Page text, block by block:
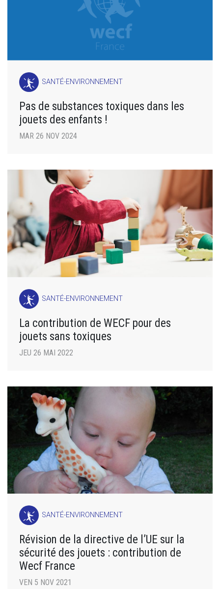
SANTÉ-ENVIRONNEMENT
Pas de substances toxiques dans les
jouets des enfants !
MAR 26 NOV 2024
SANTÉ-ENVIRONNEMENT
La contribution de WECF pour des
jouets sans toxiques
JEU 26 MAI 2022
SANTÉ-ENVIRONNEMENT
Révision de la directive de l’UE sur la
sécurité des jouets : contribution de
Wecf France
VEN 5 NOV 2021